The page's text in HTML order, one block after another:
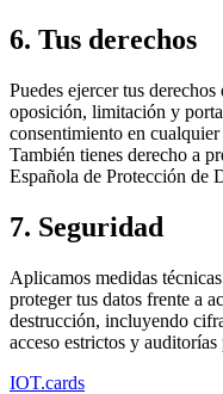
6. Tus derechos
Puedes ejercer tus
oposición, limitación y
consentimiento en
También tienes derecho a
Española de Protección de
7. Seguridad
Aplicamos medidas
proteger tus datos frente a
destrucción, incluyendo
acceso estrictos y auditorías
IOT.cards